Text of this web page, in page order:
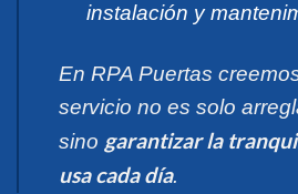
instalación y
En RPA Puertas
servicio no es solo
sino garantizar la
usa cada día.